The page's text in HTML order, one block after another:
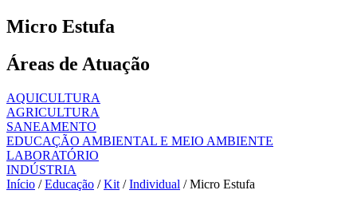
Micro Estufa
Áreas de Atuação
AQUICULTURA
AGRICULTURA
SANEAMENTO
EDUCAÇÃO AMBIENTAL E MEIO AMBIENTE
LABORATÓRIO
INDÚSTRIA
Início /Educação /Kit /Individual / Micro Estufa